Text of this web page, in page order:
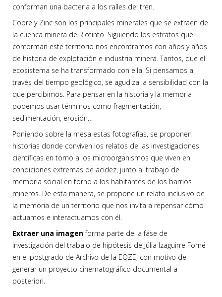
conforman una bacteria a los raíles del tren.
Cobre y Zinc son los principales minerales que se extraen de
la cuenca minera de Riotinto. Siguiendo los estratos que
conforman este territorio nos encontramos con años y años
de historia de explotación e industria minera. Tantos, que el
ecosistema se ha transformado con ella. Si pensamos a
través del tiempo geológico, se agudiza la sensibilidad con la
que percibimos. Para pensar en la historia y la memoria
podemos usar términos como fragmentación,
sedimentación, erosión…
Poniendo sobre la mesa estas fotografías, se proponen
historias donde conviven los relatos de las investigaciones
científicas en torno a los microorganismos que viven en
condiciones extremas de acidez, junto al trabajo de
memoria social en torno a los habitantes de los barrios
mineros. De esta manera, se propone un relato inclusivo de
la memoria de un territorio que nos invita a repensar cómo
actuamos e interactuamos con él.
Extraer una imagenforma parte de la fase de
investigación del trabajo de hipótesis de Júlia Izaguirre Forné
en el postgrado de Archivo de la EQZE, con motivo de
generar un proyecto cinematográfico documental a
posteriori.